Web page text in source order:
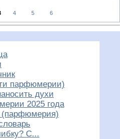
4 5 6
парфюмерии)
духи
2025 года
С...